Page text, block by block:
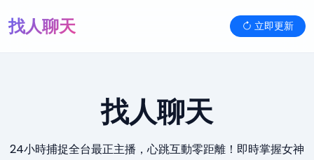
找人聊天 立即更新
找人聊天
24小時捕捉全台最正主播，心跳互動零距離！即時掌握女神